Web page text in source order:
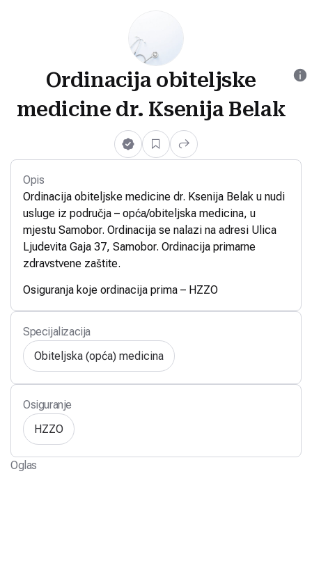
Ordinacija obiteljske
medicine dr. Ksenija Belak
Opis
Ordinacija obiteljske medicine dr. Ksenija Belak u nudi
usluge iz područja – opća/obiteljska medicina, u
mjestu Samobor. Ordinacija se nalazi na adresi Ulica
Ljudevita Gaja 37, Samobor. Ordinacija primarne
zdravstvene zaštite.
Osiguranja koje ordinacija prima – HZZO
Specijalizacija
Obiteljska (opća) medicina
Osiguranje
HZZO
Oglas